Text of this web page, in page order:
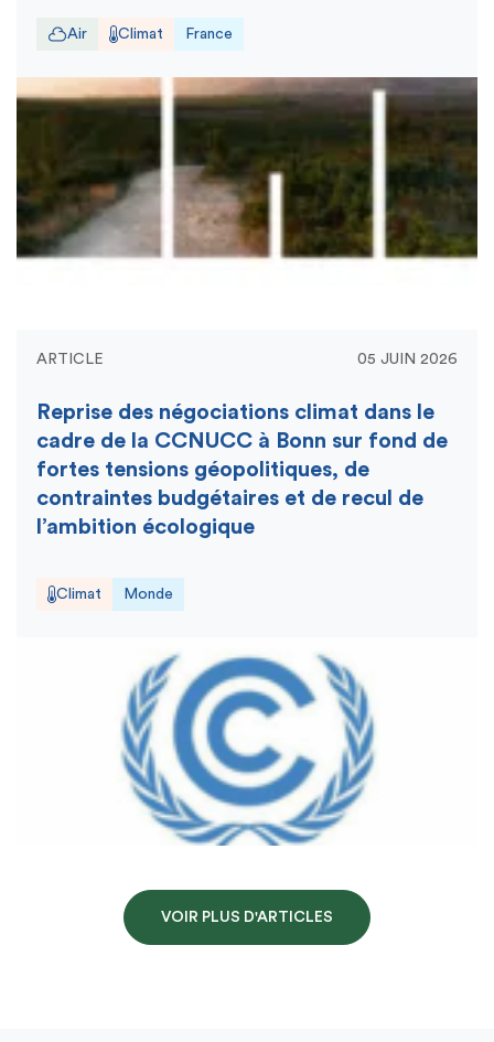
Air Climat France
ARTICLE 05 JUIN 2026
Reprise des négociations climat dans le
cadre de la CCNUCC à Bonn sur fond de
fortes tensions géopolitiques, de
contraintes budgétaires et de recul de
l’ambition écologique
Climat Monde
VOIR PLUS D'ARTICLES